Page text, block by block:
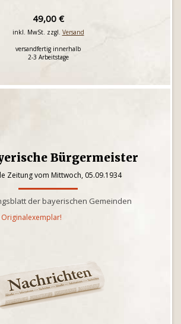
49,00 €
inkl. MwSt. zzgl. Versand
versandfertig innerhalb
2-3 Arbeitstage
Bürgermeister
Zeitung vom Mittwoch, 05.09.1934
der bayerischen Gemeinden